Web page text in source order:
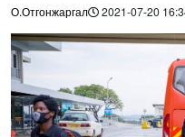
О.Отгонжаргал 2021-07-20